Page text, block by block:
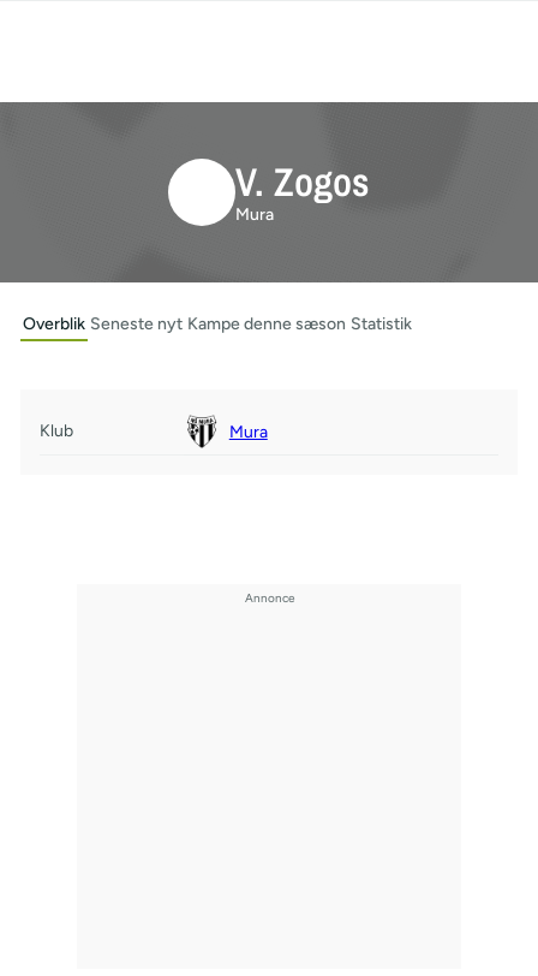
V. Zogos
Mura
Overblik Seneste nyt Kampe denne sæson Statistik
Klub Mura